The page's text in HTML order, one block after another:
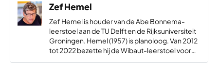
Zef Hemel
Zef Hemel is houder van de Abe Bonnema-
leerstoel aan de TU Delft en de Rijksuniversiteit
Groningen. Hemel (1957) is planoloog. Van 2012
tot 2022 bezette hij de Wibaut-leerstoel voor